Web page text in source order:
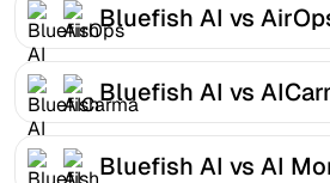
Bluefish AI vs
Bluefish AI vs
Bluefish AI vs AI